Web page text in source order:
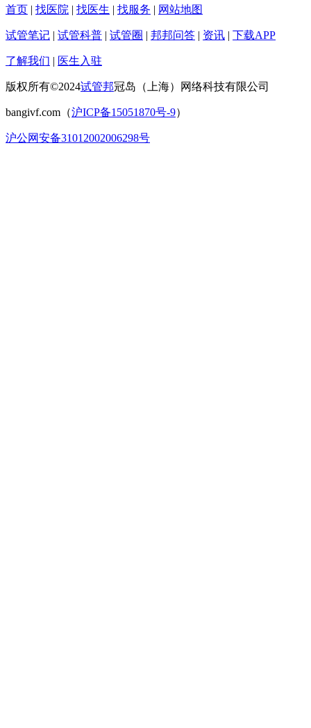
首页 | 找医院 | 找医生 | 找服务 | 网站地图
试管笔记 | 试管科普 | 试管圈 | 邦邦问答 | 资讯 | 下载APP
了解我们 | 医生入驻
版权所有©2024试管邦冠岛（上海）网络科技有限公司
bangivf.com（沪ICP备15051870号-9）
沪公网安备31012002006298号